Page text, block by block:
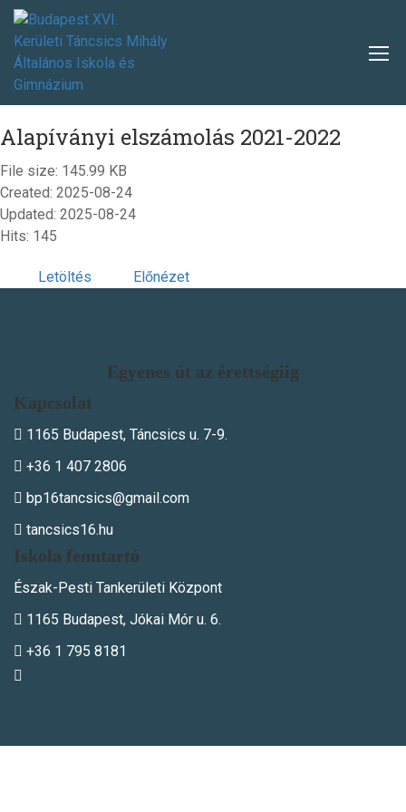
Alapíványi elszámolás 2021-2022
File size: 145.99 KB
Created: 2025-08-24
Updated: 2025-08-24
Hits: 145
Letöltés Előnézet
Egyenes út az érettségiig
Kapcsolat
1165 Budapest, Táncsics u. 7-9.
+36 1 407 2806
bp16tancsics@gmail.com
tancsics16.hu
Iskola fenntartó
Észak-Pesti Tankerületi Központ
1165 Budapest, Jókai Mór u. 6.
+36 1 795 8181